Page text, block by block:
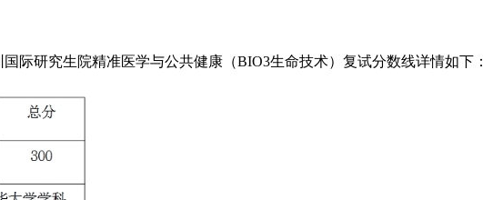
研究生院精准医学与公共健康（BIO3生命技术）复试分数线详情如下：